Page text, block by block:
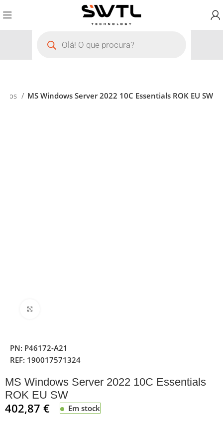
MS Windows Server 2022 10C Essentials ROK EU SW
PN: P46172-A21
REF: 190017571324
MS Windows Server 2022 10C Essentials
ROK EU SW
402,87€ Em stock